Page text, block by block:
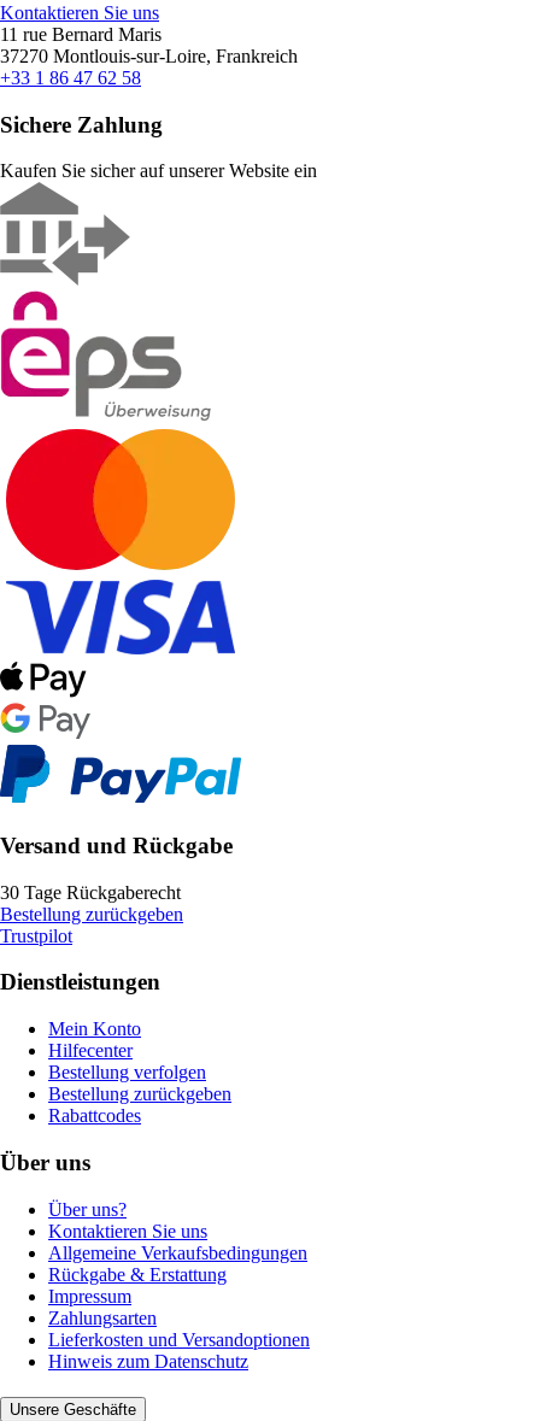
Kontaktieren Sie uns
11 rue Bernard Maris
37270 Montlouis-sur-Loire, Frankreich
+33 1 86 47 62 58
Sichere Zahlung
Kaufen Sie sicher auf unserer Website ein
Versand und Rückgabe
30 Tage Rückgaberecht
Bestellung zurückgeben
Trustpilot
Dienstleistungen
Mein Konto
Hilfecenter
Bestellung verfolgen
Bestellung zurückgeben
Rabattcodes
Über uns
Über uns?
Kontaktieren Sie uns
Allgemeine Verkaufsbedingungen
Rückgabe & Erstattung
Impressum
Zahlungsarten
Lieferkosten und Versandoptionen
Hinweis zum Datenschutz
Unsere Geschäfte